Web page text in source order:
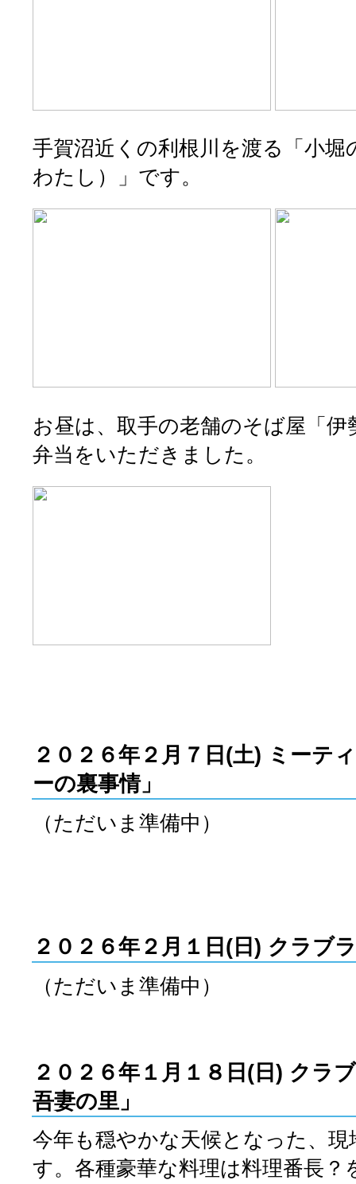
手賀沼近くの利根川を渡る「小
わたし）」です。
お昼は、取手の老舗のそば屋「
弁当をいただきました。
２０２６年２月７ 日(土) ミーテ
ーの裏事情」
（ただいま準備中）
２０２６年２月１ 日(日) クラブ
（ただいま準備中）
２０２６年１月１８ 日(日) クラ
吾妻の里」
今年も穏やかな天候となった、現
す。各種豪華な料理は料理番長？